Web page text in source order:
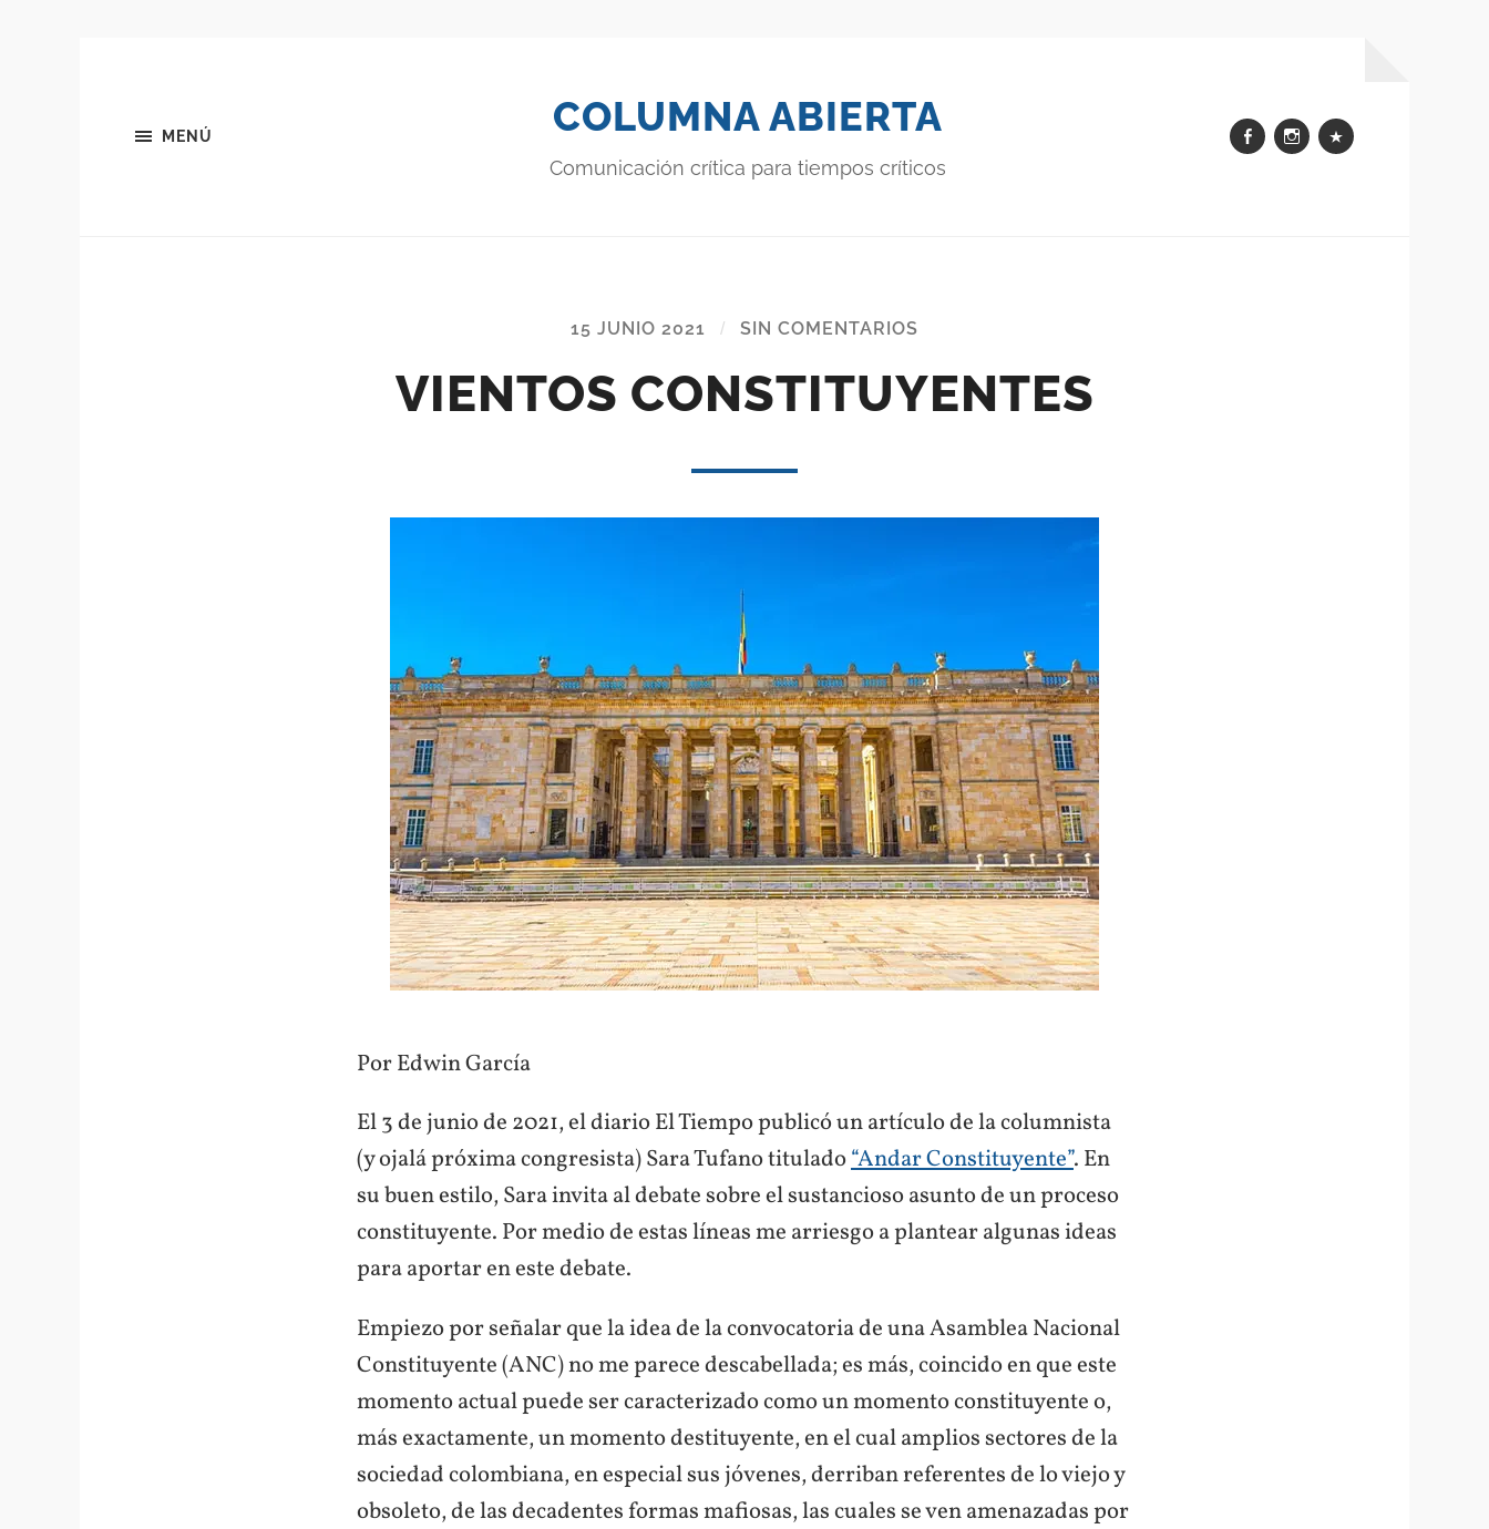
MENÚ COLUMNA ABIERTA
Comunicación crítica para tiempos críticos
Facebook
InstagramWhatsApp
15 JUNIO 2021 / SIN COMENTARIOS
VIENTOS CONSTITUYENTES
Por Edwin García
El 3 de junio de 2021, el diario El Tiempo publicó un artículo de la columnista
(y ojalá próxima congresista) Sara Tufano titulado“Andar Constituyente”. En
su buen estilo, Sara invita al debate sobre el sustancioso asunto de un proceso
constituyente. Por medio de estas líneas me arriesgo a plantear algunas ideas
para aportar en este debate.
Empiezo por señalar que la idea de la convocatoria de una Asamblea Nacional
Constituyente (ANC) no me parece descabellada; es más, coincido en que este
momento actual puede ser caracterizado como un momento constituyente o,
más exactamente, un momento destituyente, en el cual amplios sectores de la
sociedad colombiana, en especial sus jóvenes, derriban referentes de lo viejo y
obsoleto, de las decadentes formas mafiosas, las cuales se ven amenazadas por